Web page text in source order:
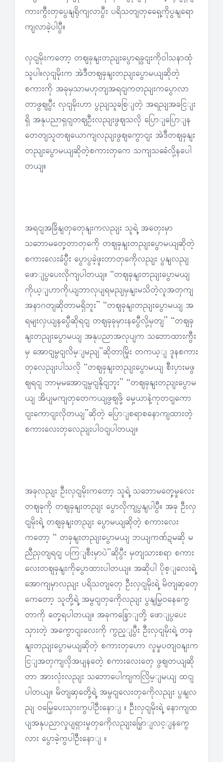
ကားကွီးတှပွေနျရိုကျလာပွီး ပရိသတျတှရှေေ့ကိုပွနျရော
ကျလာခဲ့ပါပွီ။
လှငျမိုးကတော့ တဈခှနျးတညျးပွောရခွငျးကိုဝါသနာထုံ
သူပါ။လှငျမိုးက အဲဒီတဈခှနျးတညျးပွောမယျဆိုတဲ့
စကားကို အခုမှသာမဟုတျအရငျကတညျးကပွောလာ
တာဖွဈပွီး လှငျမိုးဟာ ပွညျသူခစြျတဲ့ အရညျအခငြျး
ရှိ အနုပညာရှငျတဈဦးလညျးဖွဈသလို ပြောျပြောျန
တေတျသူတဈယောကျလညျးဖွဈကွောငျး အဲဒီတဈခှနျး
တညျးပွောမယျဆိုတဲ့စကားတှကေ သကျသခေံလို့နပေါ
တယျ။
အရငျအခြိနျတှတေုနျးကလညျး သူရဲ့ အတှေးမှာ
သဘောမတှေ့တာတှကေို တဈခှနျးတညျးပွောမယျဆိုတဲ့
စကားလေးခံပွီး ပွောပွခဲ့ဖူးတာတှကေိုလညျး ပွနျလညျ
ဖောျပွပေးလိုကျပါတယျ။ “တဈခှနျးတညျးပွောမယျ
ကိုယ့ျဟာကိုယျဘာလုပျရမညျမှနျးမသိတဲ့လူအတှကျ
အနာဂတျဆိုတာမရှိဘူး” “တဈခှနျးတညျးပွောမယျ အ
ရမျးလှယျနပွေီဆိုရငျ တဈခုခုမှားနပွေီလို့မှတျ” “တဈခှ
နျးတညျးပွောမယျ အနုပညာအလုပျက သဘောထားကွီး
မှ အောငျမွငျလိမ့ျမညျ”ဆိုတာမြိုး တကယ့ျ ဒူနစကား
တှလေညျးပါသလို “တဈခှနျးတညျးပွောမယျ စီးပှားမဖွ
ဈရငျ ဘာမှမအောငျမွငျနိုငျဘူး” “တဈခှနျးတညျးပွောမ
ယျ အိပျမကျတှတေကယျဖွဈဖို့ မှေ့ယာနဲ့ကုတငျကော
ငျးကောငျးလိုတယျ”ဆိုတဲ့ ပြောျစရာစနောကျထားတဲ့
စကားလေးတှလေညျးပါဝငျပါတယျ။
အခုလညျး ဦးလှငျမိုးကတော့ သူရဲ့ သဘောမတှေ့မှုလေး
တဈခုကို တဈခှနျးတညျး ပွောလိုကျပွနျပါပွီ။ အခု ဦးလှ
ငျမိုးရဲ့ တဈခှနျးတညျး ပွောမယျဆိုတဲ့ စကားလေး
ကတော့ “ တခှနျးတညျးပွောမယျ ဘယျကဏ်ဍမဆို မ
ညီညှတျရငျ ပကြျစီးမှာပဲ”ဆိုပွီး မှတျသားစရာ စကား
လေးတဈခှနျးကိုပွောထားပါတယျ။ အဆိုပါ ပိုစ့ျလေးရဲ့
အောကျမှာလညျး ပရိသတျတှေ ဦးလှငျမိုးရဲ့ မိတျဆှတှေ
ကေတော့ သူတို့ရဲ့ အမွငျတှကေိုလညျး ပွနျမြှဝနေကွေ
တာကို တှေ့ရပါတယျ။ အခုကနြောျတို့ ဖောျပွပေး
သှားတဲ့ အကွောငျးလေးကို ကွည့ျပွီး ဦးလှငျမိုးရဲ့ တခှ
နျးတညျးပွောမယျဆိုတဲ့ စကားတှဟော လူမှုပတျဝနျးက
ငြျအတှကျလိုအပျနတေဲ့ စကားလေးတှေ ဖွဈတယျဆို
တာ အားလုံးလညျး သဘောပေါကျကလြိမ့ျမယျ ထငျ
ပါတယျ။ မိတျဆှတေို့ရဲ့ အမွငျလေးတှကေိုလညျး ပွနျလ
ညျ ဝမြှေပေးသှားကွပါဦးနောျ ။ ဦးလှငျမိုးရဲ့ နောကျထ
ပျအနုပညာလှုပျရှားမှုတှကေိုလညျးမြှောျလင့ျနကွေ
လား ပွောခဲ့ကွပါဦးနောျ ။